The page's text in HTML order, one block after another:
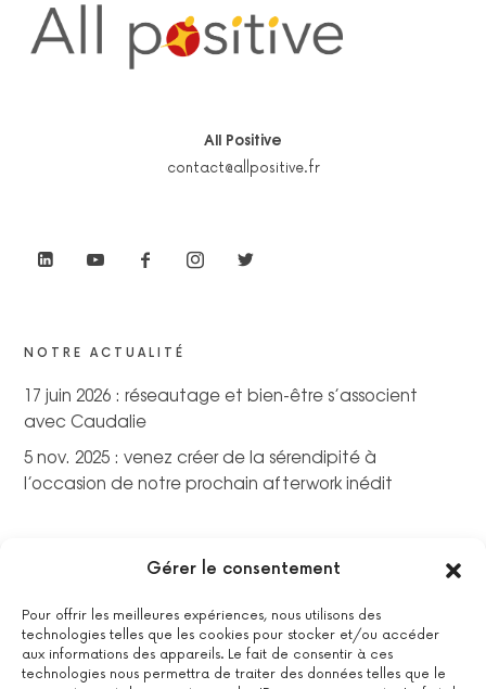
Gérer le consentement
Pour offrir les meilleures expériences, nous utilisons des
technologies telles que les cookies pour stocker et/ou accéder
aux informations des appareils. Le fait de consentir à ces
technologies nous permettra de traiter des données telles que le
All Positive
contact@allpositive.fr
NOTRE ACTUALITÉ
17 juin 2026 : réseautage et bien-être s’associent
avec Caudalie
5 nov. 2025 : venez créer de la sérendipité à
l’occasion de notre prochain afterwork inédit